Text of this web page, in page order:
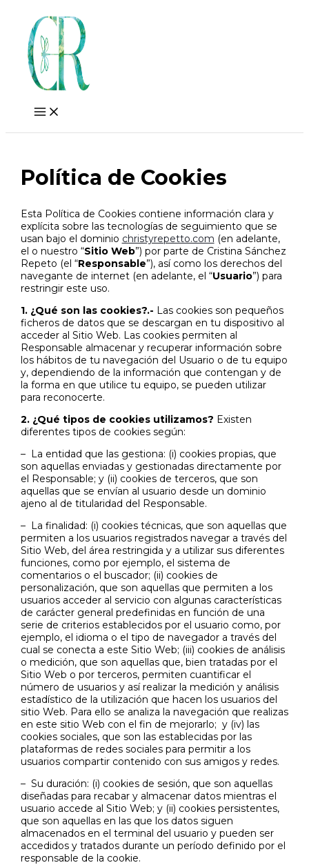
content
Política de Cookies
Esta Política de Cookies contiene información clara y
explícita sobre las tecnologías de seguimiento que se
usan bajo el dominio christyrepetto.com (en adelante,
el o nuestro “Sitio Web”) por parte de Cristina Sánchez
Repeto (el “Responsable”), así como los derechos del
navegante de internet (en adelante, el “Usuario”) para
restringir este uso.
1. ¿Qué son las cookies?.- Las cookies son pequeños
ficheros de datos que se descargan en tu dispositivo al
acceder al Sitio Web. Las cookies permiten al
Responsable almacenar y recuperar información sobre
los hábitos de tu navegación del Usuario o de tu equipo
y, dependiendo de la información que contengan y de
la forma en que utilice tu equipo, se pueden utilizar
para reconocerte.
2. ¿Qué tipos de cookies utilizamos? Existen
diferentes tipos de cookies según:
– La entidad que las gestiona: (i) cookies propias, que
son aquellas enviadas y gestionadas directamente por
el Responsable; y (ii) cookies de terceros, que son
aquellas que se envían al usuario desde un dominio
ajeno al de titularidad del Responsable.
– La finalidad: (i) cookies técnicas, que son aquellas que
permiten a los usuarios registrados navegar a través del
Sitio Web, del área restringida y a utilizar sus diferentes
funciones, como por ejemplo, el sistema de
comentarios o el buscador; (ii) cookies de
personalización, que son aquellas que permiten a los
usuarios acceder al servicio con algunas características
de carácter general predefinidas en función de una
serie de criterios establecidos por el usuario como, por
ejemplo, el idioma o el tipo de navegador a través del
cual se conecta a este Sitio Web; (iii) cookies de análisis
o medición, que son aquellas que, bien tratadas por el
Sitio Web o por terceros, permiten cuantificar el
número de usuarios y así realizar la medición y análisis
estadístico de la utilización que hacen los usuarios del
sitio Web. Para ello se analiza la navegación que realizas
en este sitio Web con el fin de mejorarlo; y (iv) las
cookies sociales, que son las establecidas por las
plataformas de redes sociales para permitir a los
usuarios compartir contenido con sus amigos y redes.
– Su duración: (i) cookies de sesión, que son aquellas
diseñadas para recabar y almacenar datos mientras el
usuario accede al Sitio Web; y (ii) cookies persistentes,
que son aquellas en las que los datos siguen
almacenados en el terminal del usuario y pueden ser
accedidos y tratados durante un período definido por el
responsable de la cookie.